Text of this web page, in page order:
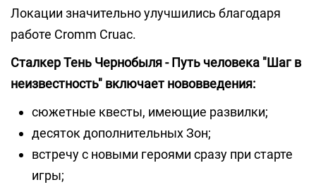
Локации значительно улучшились благодаря
работе Cromm Cruac.
Сталкер Тень Чернобыля - Путь человека "Шаг в
неизвестность" включает нововведения:
сюжетные квесты, имеющие развилки;
десяток дополнительных Зон;
встречу с новыми героями сразу при старте
игры;